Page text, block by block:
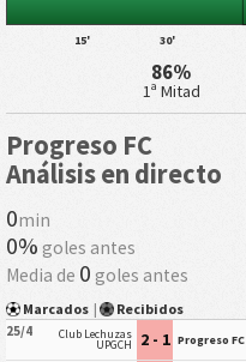
15' 30'
86%
1ª Mitad
Progreso FC
Análisis en directo
0min
0% goles antes
Media de 0 goles antes
Marcados | Recibidos
25/4 Club Lechuzas
UPGCH 2 - 1 Progreso FC